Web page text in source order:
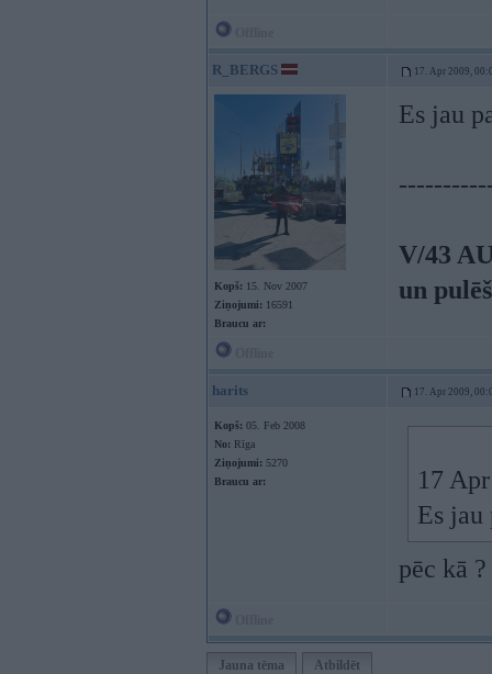
R_BERGS 17. Apr 2009,
Kopš: 15. Nov 2007
Ziņojumi: 16591
Braucu ar:
Es jau
V/43
un
harits 17. Apr 2009,
Kopš: 05. Feb 2008
No: Rīga
Ziņojumi: 5270
Braucu ar:
17
Es
pēc kā
Jauna tēma Atbildēt